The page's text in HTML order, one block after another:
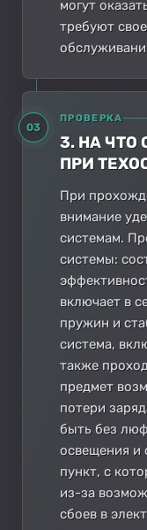
могут
требуют
03
ПРОВЕРКА
3. НА
ПРИ
При
внимание
системам.
системы:
включает в
пружин и
система,
также
предмет
потери
быть без
освещения и
пункт, с
из-за
сбоев в